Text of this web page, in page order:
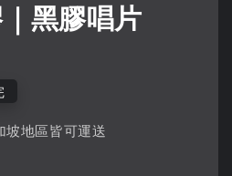
｜黑膠唱片
坡地區皆可運送